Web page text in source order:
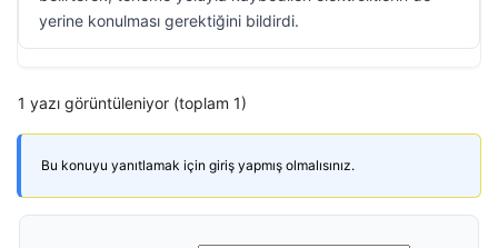
yerine konulması gerektiğini bildirdi.
1 yazı görüntüleniyor (toplam 1)
Bu konuyu yanıtlamak için giriş yapmış olmalısınız.